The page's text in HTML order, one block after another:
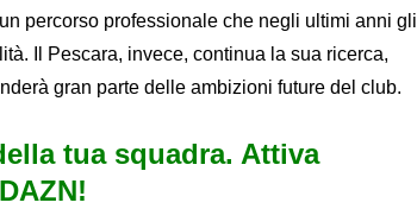
percorso professionale che negli ultimi anni gli
Il Pescara, invece, continua la sua ricerca,
gran parte delle ambizioni future del club.
tua squadra. Attiva